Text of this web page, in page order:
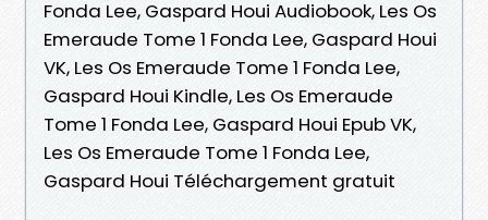
Fonda Lee, Gaspard Houi Audiobook, Les Os
Emeraude Tome 1 Fonda Lee, Gaspard Houi
VK, Les Os Emeraude Tome 1 Fonda Lee,
Gaspard Houi Kindle, Les Os Emeraude
Tome 1 Fonda Lee, Gaspard Houi Epub VK,
Les Os Emeraude Tome 1 Fonda Lee,
Gaspard Houi Téléchargement gratuit